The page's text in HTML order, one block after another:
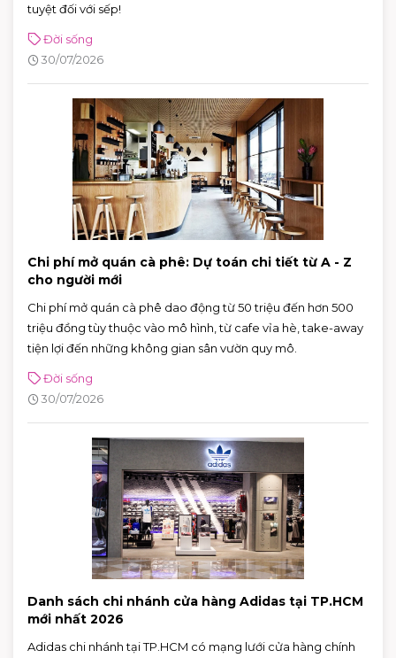
tuyệt đối với sếp!
Đời sống
30/07/2026
Chi phí mở quán cà phê: Dự toán chi tiết từ A - Z
cho người mới
Chi phí mở quán cà phê dao động từ 50 triệu đến hơn 500
triệu đồng tùy thuộc vào mô hình, từ cafe vỉa hè, take-away
tiện lợi đến những không gian sân vườn quy mô.
Đời sống
30/07/2026
Danh sách chi nhánh cửa hàng Adidas tại TP.HCM
mới nhất 2026
Adidas chi nhánh tại TP.HCM có mạng lưới cửa hàng chính